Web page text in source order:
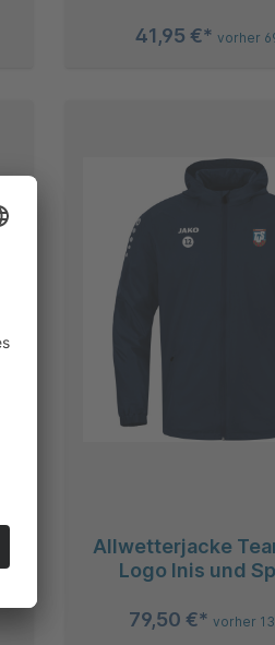
41,95 €* vorher
Allwetterjacke
Logo Inis und
79,50 €* vorher